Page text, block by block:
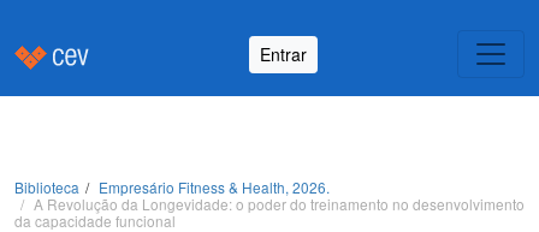
Entrar
Biblioteca
Empresário Fitness & Health, 2026.
A Revolução da Longevidade: o poder do treinamento no desenvolvimento
da capacidade funcional